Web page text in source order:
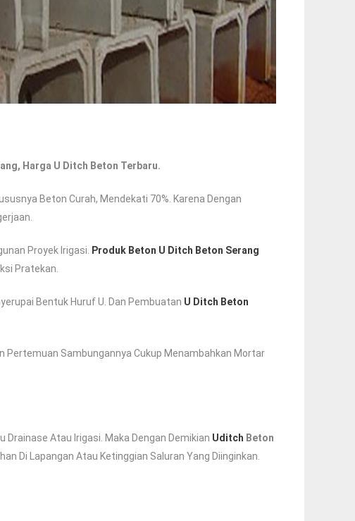
Harga U Ditch Beton Terbaru.
Beton Curah, Mendekati 70%. Karena Dengan
Proyek Irigasi.
Produk Beton U Ditch Beton Serang
Pratekan.
Bentuk Huruf U. Dan Pembuatan U Ditch Beton
Pertemuan Sambungannya Cukup Menambahkan Mortar
Atau Irigasi. Maka Dengan Demikian Uditch Beton
Di Lapangan Atau Ketinggian Saluran Yang Diinginkan.